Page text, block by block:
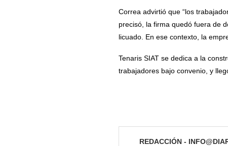
Correa advirtió que “los
precisó, la firma quedó fuera de
licuado. En ese contexto, la
Tenaris SIAT se dedica a la
trabajadores bajo convenio, y
REDACCIÓN -